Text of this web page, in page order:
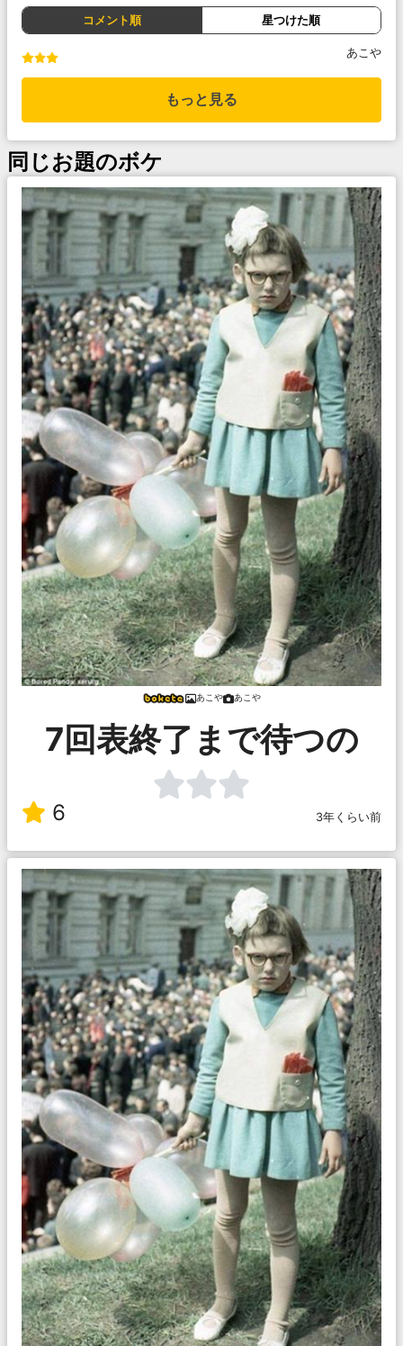
コメント順 星つけた順
あこや
もっと見る
同じお題のボケ
あこや あこや
7回表終了まで待つの
6 3年くらい前